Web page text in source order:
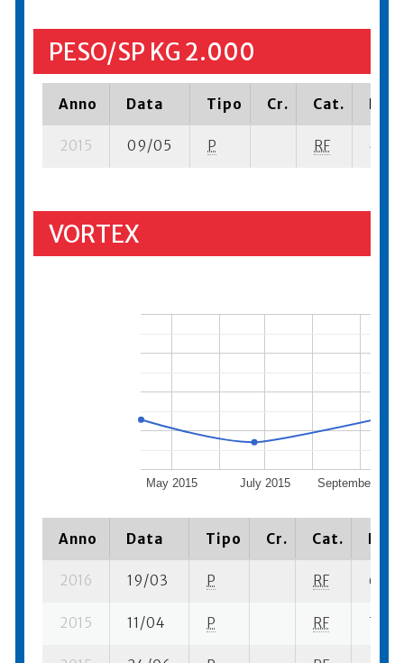
PESO/SP KG 2.000
Anno Data Tipo Cr. Cat.
2015 09/05 P RF 4 su-
VORTEX
May 2015 July 2015 September 2015
Anno Data Tipo Cr. Cat.
2016 19/03 P RF 6 su-
2015 11/04 P RF 7 su-